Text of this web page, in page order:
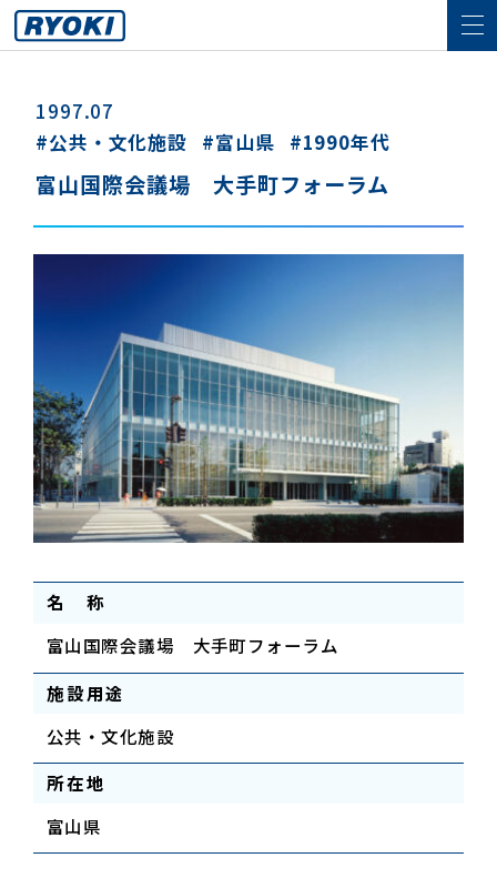
1997.07
公共・文化施設
富山県 1990年代
富山国際会議場 大手町フォーラム
名 称
富山国際会議場 大手町フォーラム
施設用途
公共・文化施設
所在地
富山県